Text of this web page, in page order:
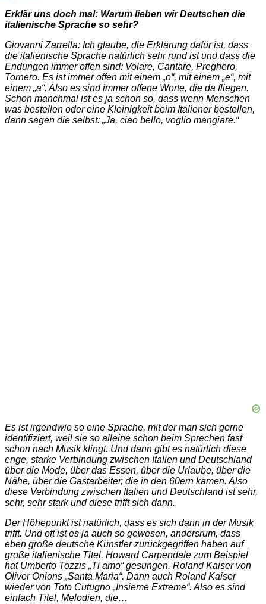
Erklär uns doch mal: Warum lieben wir Deutschen die
italienische Sprache so sehr?
Giovanni Zarrella: Ich glaube, die Erklärung dafür ist, dass
die italienische Sprache natürlich sehr rund ist und dass die
Endungen immer offen sind: Volare, Cantare, Preghero,
Tornero. Es ist immer offen mit einem „o“, mit einem „e“, mit
einem „a“. Also es sind immer offene Worte, die da fliegen.
Schon manchmal ist es ja schon so, dass wenn Menschen
was bestellen oder eine Kleinigkeit beim Italiener bestellen,
dann sagen die selbst: „Ja, ciao bello, voglio mangiare.“
Es ist irgendwie so eine Sprache, mit der man sich gerne
identifiziert, weil sie so alleine schon beim Sprechen fast
schon nach Musik klingt. Und dann gibt es natürlich diese
enge, starke Verbindung zwischen Italien und Deutschland
über die Mode, über das Essen, über die Urlaube, über die
Nähe, über die Gastarbeiter, die in den 60ern kamen. Also
diese Verbindung zwischen Italien und Deutschland ist sehr,
sehr, sehr stark und diese trifft sich dann.
Der Höhepunkt ist natürlich, dass es sich dann in der Musik
trifft. Und oft ist es ja auch so gewesen, andersrum, dass
eben große deutsche Künstler zurückgegriffen haben auf
große italienische Titel. Howard Carpendale zum Beispiel
hat Umberto Tozzis „Ti amo“ gesungen. Roland Kaiser von
Oliver Onions „Santa Maria“. Dann auch Roland Kaiser
wieder von Toto Cutugno „Insieme Extreme“. Also es sind
einfach Titel, Melodien, die…